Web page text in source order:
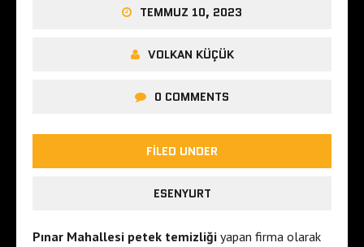
TEMMUZ 10, 2023
VOLKAN KÜÇÜK
0 COMMENTS
FILED UNDER
ESENYURT
Pınar Mahallesi petek temizliği yapan firma olarak